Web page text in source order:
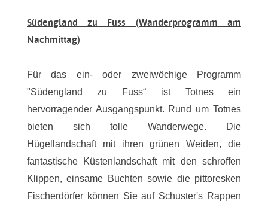
Südengland zu Fuss (Wanderprogramm am
Nachmittag)
Für das ein- oder zweiwöchige Programm
"Südengland zu Fuss“ ist Totnes ein
hervorragender Ausgangspunkt. Rund um Totnes
bieten sich tolle Wanderwege. Die
Hügellandschaft mit ihren grünen Weiden, die
fantastische Küstenlandschaft mit den schroffen
Klippen, einsame Buchten sowie die pittoresken
Fischerdörfer können Sie auf Schuster's Rappen